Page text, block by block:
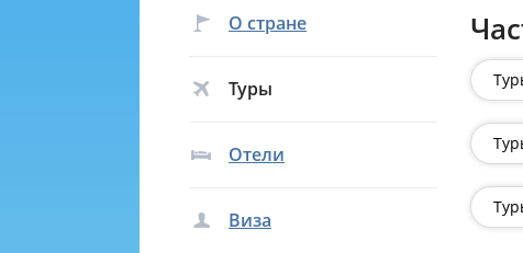
О стране
Туры
Отели
Виза